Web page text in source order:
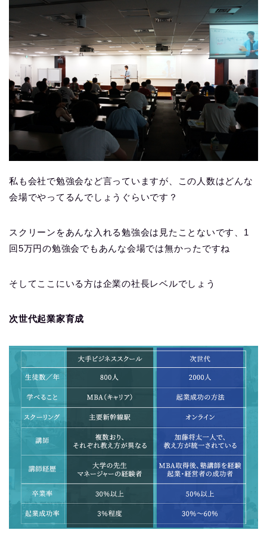
私も会社で勉強会など言っていますが、この人数はどんな
会場でやってるんでしょうぐらいです？
スクリーンをあんな入れる勉強会は見たことないです、1
回5万円の勉強会でもあんな会場では無かったですね
そしてここにいる方は企業の社長レベルでしょう
次世代起業家育成